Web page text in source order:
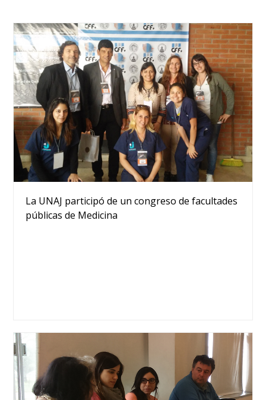
La UNAJ participó de un congreso de facultades
públicas de Medicina